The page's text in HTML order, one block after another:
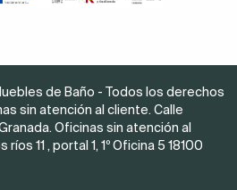
de Baño - Todos los derechos
sin atención al cliente. Calle
Oficinas sin atención al
11 , portal 1, 1º Oficina 5 18100